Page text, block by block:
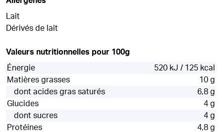
Lait
Dérivés de lait
Valeurs nutritionnelles pour 100g
Énergie
520 kJ / 125 kcal
Matières grasses
10 g
dont acides gras saturés
6,8 g
Glucides
4 g
dont sucres
4 g
Protéines
4,8 g